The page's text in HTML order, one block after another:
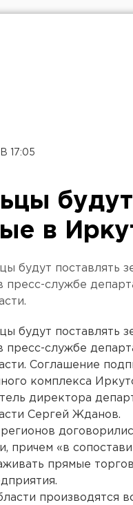
17:05
в
будут поставлять
пресс-службе
будут поставлять
пресс-службе
Соглашение
комплекса
директора
Сергей Жданов.
причем «в
прямые
производятся